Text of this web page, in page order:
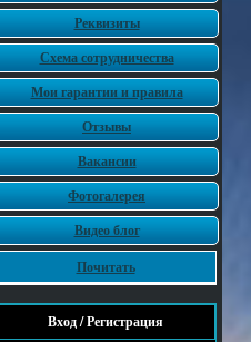
Реквизиты
Схема сотрудничества
Мои гарантии и правила
Отзывы
Вакансии
Фотогалерея
Видео блог
Почитать
Вход / Регистрация